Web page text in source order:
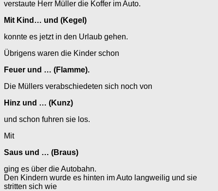
verstaute Herr Müller die Koffer im Auto.
Mit Kind… und (Kegel)
konnte es jetzt in den Urlaub gehen.
Übrigens waren die Kinder schon
Feuer und … (Flamme).
Die Müllers verabschiedeten sich noch von
Hinz und … (Kunz)
und schon fuhren sie los.
Mit
Saus und … (Braus)
ging es über die Autobahn.
Den Kindern wurde es hinten im Auto langweilig und sie
stritten sich wie